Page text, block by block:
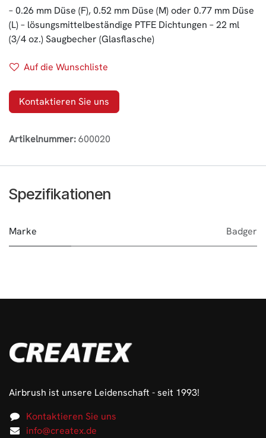
– 0.26 mm Düse (F), 0.52 mm Düse (M) oder 0.77 mm Düse
(L) – lösungsmittelbeständige PTFE Dichtungen – 22 ml
(3/4 oz.) Saugbecher (Glasflasche)
Auf die Wunschliste
Kontaktieren Sie uns
Artikelnummer:600020
Spezifikationen
Marke Badger
Airbrush ist unsere Leidenschaft - seit 1993!
Kontaktieren Sie uns
info@createx.de